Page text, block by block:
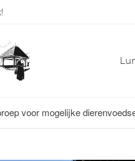
voor mogelijke